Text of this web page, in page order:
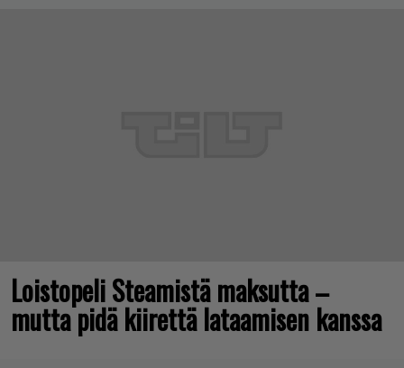
Loistopeli Steamistä maksutta –
mutta pidä kiirettä lataamisen kanssa